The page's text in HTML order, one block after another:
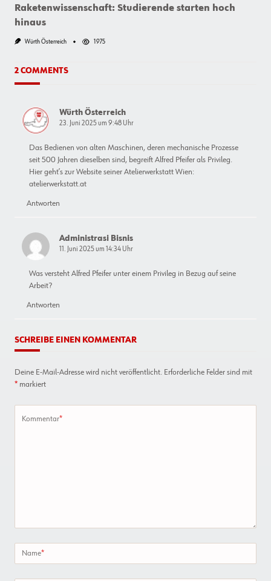
Raketenwissenschaft: Studierende starten hoch
hinaus
Würth Österreich 1975
2 COMMENTS
Würth Österreich
23. Juni 2025 um 9:48 Uhr
Das Bedienen von alten Maschinen, deren mechanische Prozesse
seit 500 Jahren dieselben sind, begreift Alfred Pfeifer als Privileg.
Hier geht’s zur Website seiner Atelierwerkstatt Wien:
atelierwerkstatt.at
Antworten
Administrasi Bisnis
11. Juni 2025 um 14:34 Uhr
Was versteht Alfred Pfeifer unter einem Privileg in Bezug auf seine
Arbeit?
Antworten
SCHREIBE EINEN KOMMENTAR
Deine E-Mail-Adresse wird nicht veröffentlicht. Erforderliche Felder sind mit
* markiert
Kommentar*
Name*